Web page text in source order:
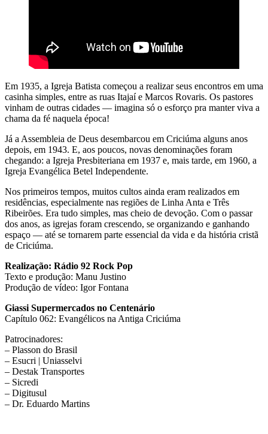
Em 1935, a Igreja Batista começou a realizar seus encontros em uma
casinha simples, entre as ruas Itajaí e Marcos Rovaris. Os pastores
vinham de outras cidades — imagina só o esforço pra manter viva a
chama da fé naquela época!
Já a Assembleia de Deus desembarcou em Criciúma alguns anos
depois, em 1943. E, aos poucos, novas denominações foram
chegando: a Igreja Presbiteriana em 1937 e, mais tarde, em 1960, a
Igreja Evangélica Betel Independente.
Nos primeiros tempos, muitos cultos ainda eram realizados em
residências, especialmente nas regiões de Linha Anta e Três
Ribeirões. Era tudo simples, mas cheio de devoção. Com o passar
dos anos, as igrejas foram crescendo, se organizando e ganhando
espaço — até se tornarem parte essencial da vida e da história cristã
de Criciúma.
Realização: Rádio 92 Rock Pop
Texto e produção: Manu Justino
Produção de vídeo: Igor Fontana
Giassi Supermercados no Centenário
Capítulo 062: Evangélicos na Antiga Criciúma
Patrocinadores:
– Plasson do Brasil
– Esucri | Uniasselvi
– Destak Transportes
– Sicredi
– Digitusul
– Dr. Eduardo Martins